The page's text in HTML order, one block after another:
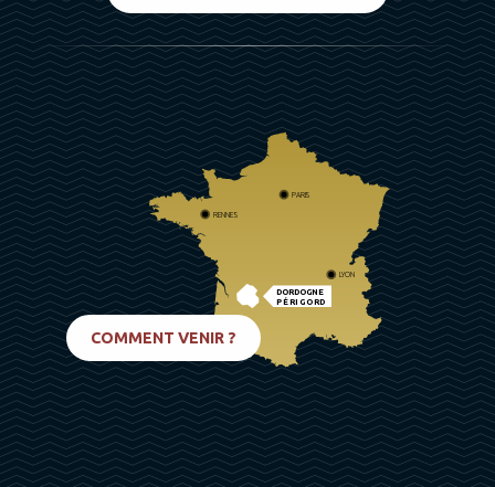
DORDOGNE
PÉRIGORD
PARIS
RENNES
LYON
COMMENT VENIR ?